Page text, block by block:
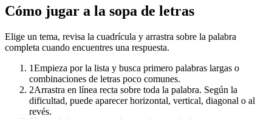
Cómo jugar a la sopa de letras
Elige un tema, revisa la cuadrícula y arrastra sobre la palabra
completa cuando encuentres una respuesta.
1Empieza por la lista y busca primero palabras largas o
combinaciones de letras poco comunes.
2Arrastra en línea recta sobre toda la palabra. Según la
dificultad, puede aparecer horizontal, vertical, diagonal o al
revés.